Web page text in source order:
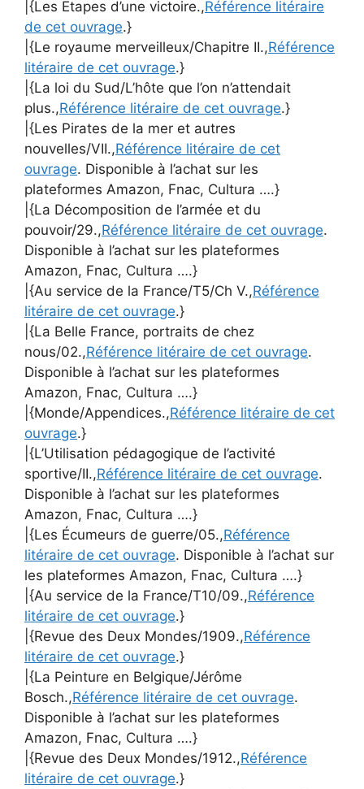
|{Les Etapes d’une victoire.,Référence litéraire
de cet ouvrage.}
|{Le royaume merveilleux/Chapitre II.,Référence
litéraire de cet ouvrage.}
|{La loi du Sud/L’hôte que l’on n’attendait
plus.,Référence litéraire de cet ouvrage.}
|{Les Pirates de la mer et autres
nouvelles/VII.,Référence litéraire de cet
ouvrage. Disponible à l’achat sur les
plateformes Amazon, Fnac, Cultura ….}
|{La Décomposition de l’armée et du
pouvoir/29.,Référence litéraire de cet ouvrage.
Disponible à l’achat sur les plateformes
Amazon, Fnac, Cultura ….}
|{Au service de la France/T5/Ch V.,Référence
litéraire de cet ouvrage.}
|{La Belle France, portraits de chez
nous/02.,Référence litéraire de cet ouvrage.
Disponible à l’achat sur les plateformes
Amazon, Fnac, Cultura ….}
|{Monde/Appendices.,Référence litéraire de cet
ouvrage.}
|{L’Utilisation pédagogique de l’activité
sportive/II.,Référence litéraire de cet ouvrage.
Disponible à l’achat sur les plateformes
Amazon, Fnac, Cultura ….}
|{Les Écumeurs de guerre/05.,Référence
litéraire de cet ouvrage. Disponible à l’achat sur
les plateformes Amazon, Fnac, Cultura ….}
|{Au service de la France/T10/09.,Référence
litéraire de cet ouvrage.}
|{Revue des Deux Mondes/1909.,Référence
litéraire de cet ouvrage.}
|{La Peinture en Belgique/Jérôme
Bosch.,Référence litéraire de cet ouvrage.
Disponible à l’achat sur les plateformes
Amazon, Fnac, Cultura ….}
|{Revue des Deux Mondes/1912.,Référence
litéraire de cet ouvrage.}